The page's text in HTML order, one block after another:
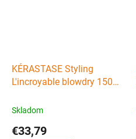
KÉRASTASE Styling
L'incroyable blowdry 150ml
mlieko
Skladom
€33,79